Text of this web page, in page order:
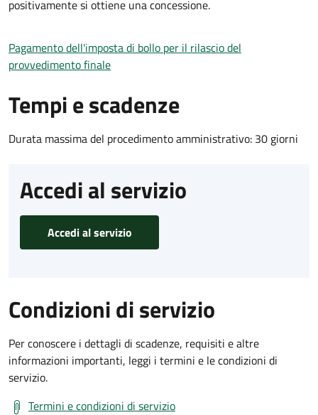
positivamente si ottiene una concessione.
Pagamento dell'imposta di bollo per il rilascio del
provvedimento finale
Tempi e scadenze
Durata massima del procedimento amministrativo: 30 giorni
Accedi al servizio
Accedi al servizio
Condizioni di servizio
Per conoscere i dettagli di scadenze, requisiti e altre
informazioni importanti, leggi i termini e le condizioni di
servizio.
Termini e condizioni di servizio